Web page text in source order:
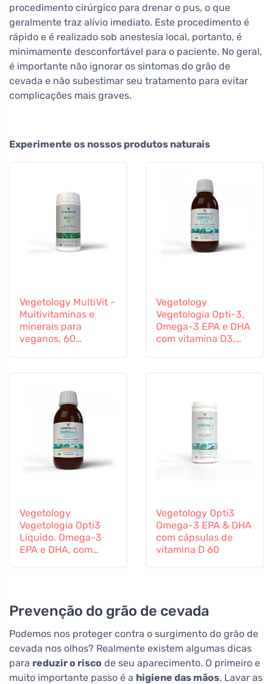
procedimento cirúrgico para drenar o pus, o que
geralmente traz alívio imediato. Este procedimento é
rápido e é realizado sob anestesia local, portanto, é
minimamente desconfortável para o paciente. No geral,
é importante não ignorar os sintomas do grão de
cevada e não subestimar seu tratamento para evitar
complicações mais graves.
Experimente os nossos produtos naturais
Vegetology MultiVit -
Multivitaminas e
minerais para
veganos, 60
Vegetology
Vegetologia Opti-3,
Omega-3 EPA e DHA
com vitamina D3,
Vegetology
Vegetologia Opti3
Líquido. Omega-3
EPA e DHA, com
Vegetology Opti3
Omega-3 EPA & DHA
com cápsulas de
vitamina D 60
Prevenção do grão de cevada
Podemos nos proteger contra o surgimento do grão de
cevada nos olhos? Realmente existem algumas dicas
para reduzir o risco de seu aparecimento. O primeiro e
muito importante passo é a higiene das mãos. Lavar as